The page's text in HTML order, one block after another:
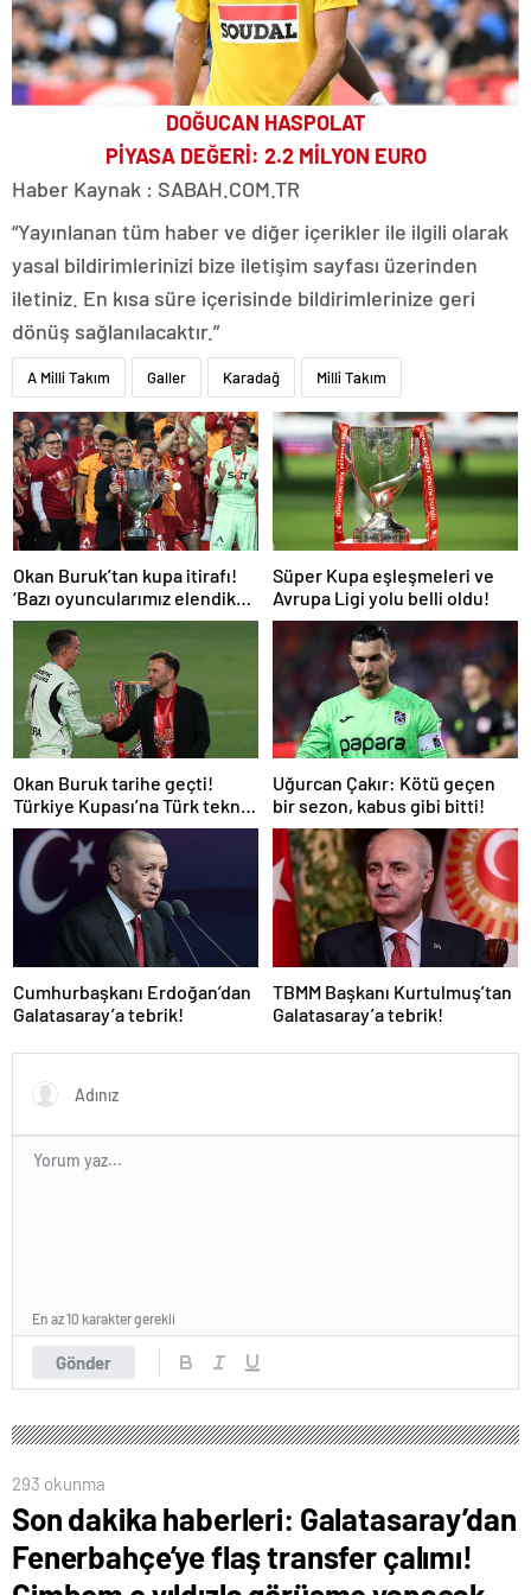
DOĞUCAN HASPOLAT
PİYASA DEĞERİ: 2.2 MİLYON EURO
Haber Kaynak : SABAH.COM.TR
“Yayınlanan tüm haber ve diğer içerikler ile ilgili olarak
yasal bildirimlerinizi bize iletişim sayfası üzerinden
iletiniz. En kısa süre içerisinde bildirimlerinize geri
dönüş sağlanılacaktır.”
A Milli Takım Galler Karadağ Milli Takım
Okan Buruk’tan kupa itirafı!
‘Bazı oyuncularımız elendik
diye düşündü’
Süper Kupa eşleşmeleri ve
Avrupa Ligi yolu belli oldu!
Okan Buruk tarihe geçti!
Türkiye Kupası’na Türk teknik
adam damgası
Uğurcan Çakır: Kötü geçen
bir sezon, kabus gibi bitti!
Cumhurbaşkanı Erdoğan’dan
Galatasaray’a tebrik!
TBMM Başkanı Kurtulmuş’tan
Galatasaray’a tebrik!
Gönder
En az 10 karakter gerekli
293 okunma
Son dakika haberleri: Galatasaray’dan
Fenerbahçe’ye flaş transfer çalımı!